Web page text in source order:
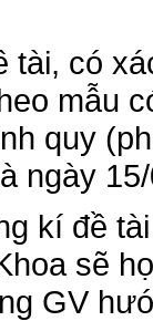
tài, có
mẫu
quy
ngày
kí đề
sẽ
GV